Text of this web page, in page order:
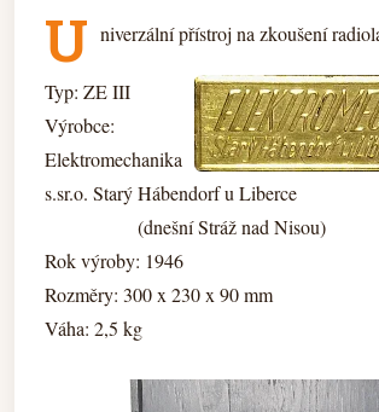
U niverzální přístroj na zkoušení
Typ: ZE III
Výrobce:
Elektromechanika
s.sr.o. Starý Hábendorf u Liberce
(dnešní Stráž nad Nisou)
Rok výroby: 1946
Rozměry: 300 x 230 x 90 mm
Váha: 2,5 kg